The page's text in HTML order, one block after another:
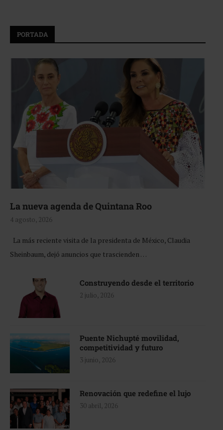
PORTADA
La nueva agenda de Quintana Roo
4 agosto, 2026
La más reciente visita de la presidenta de México, Claudia
Sheinbaum, dejó anuncios que trascienden …
Construyendo desde el territorio
2 julio, 2026
Puente Nichupté movilidad,
competitividad y futuro
3 junio, 2026
Renovación que redefine el lujo
30 abril, 2026